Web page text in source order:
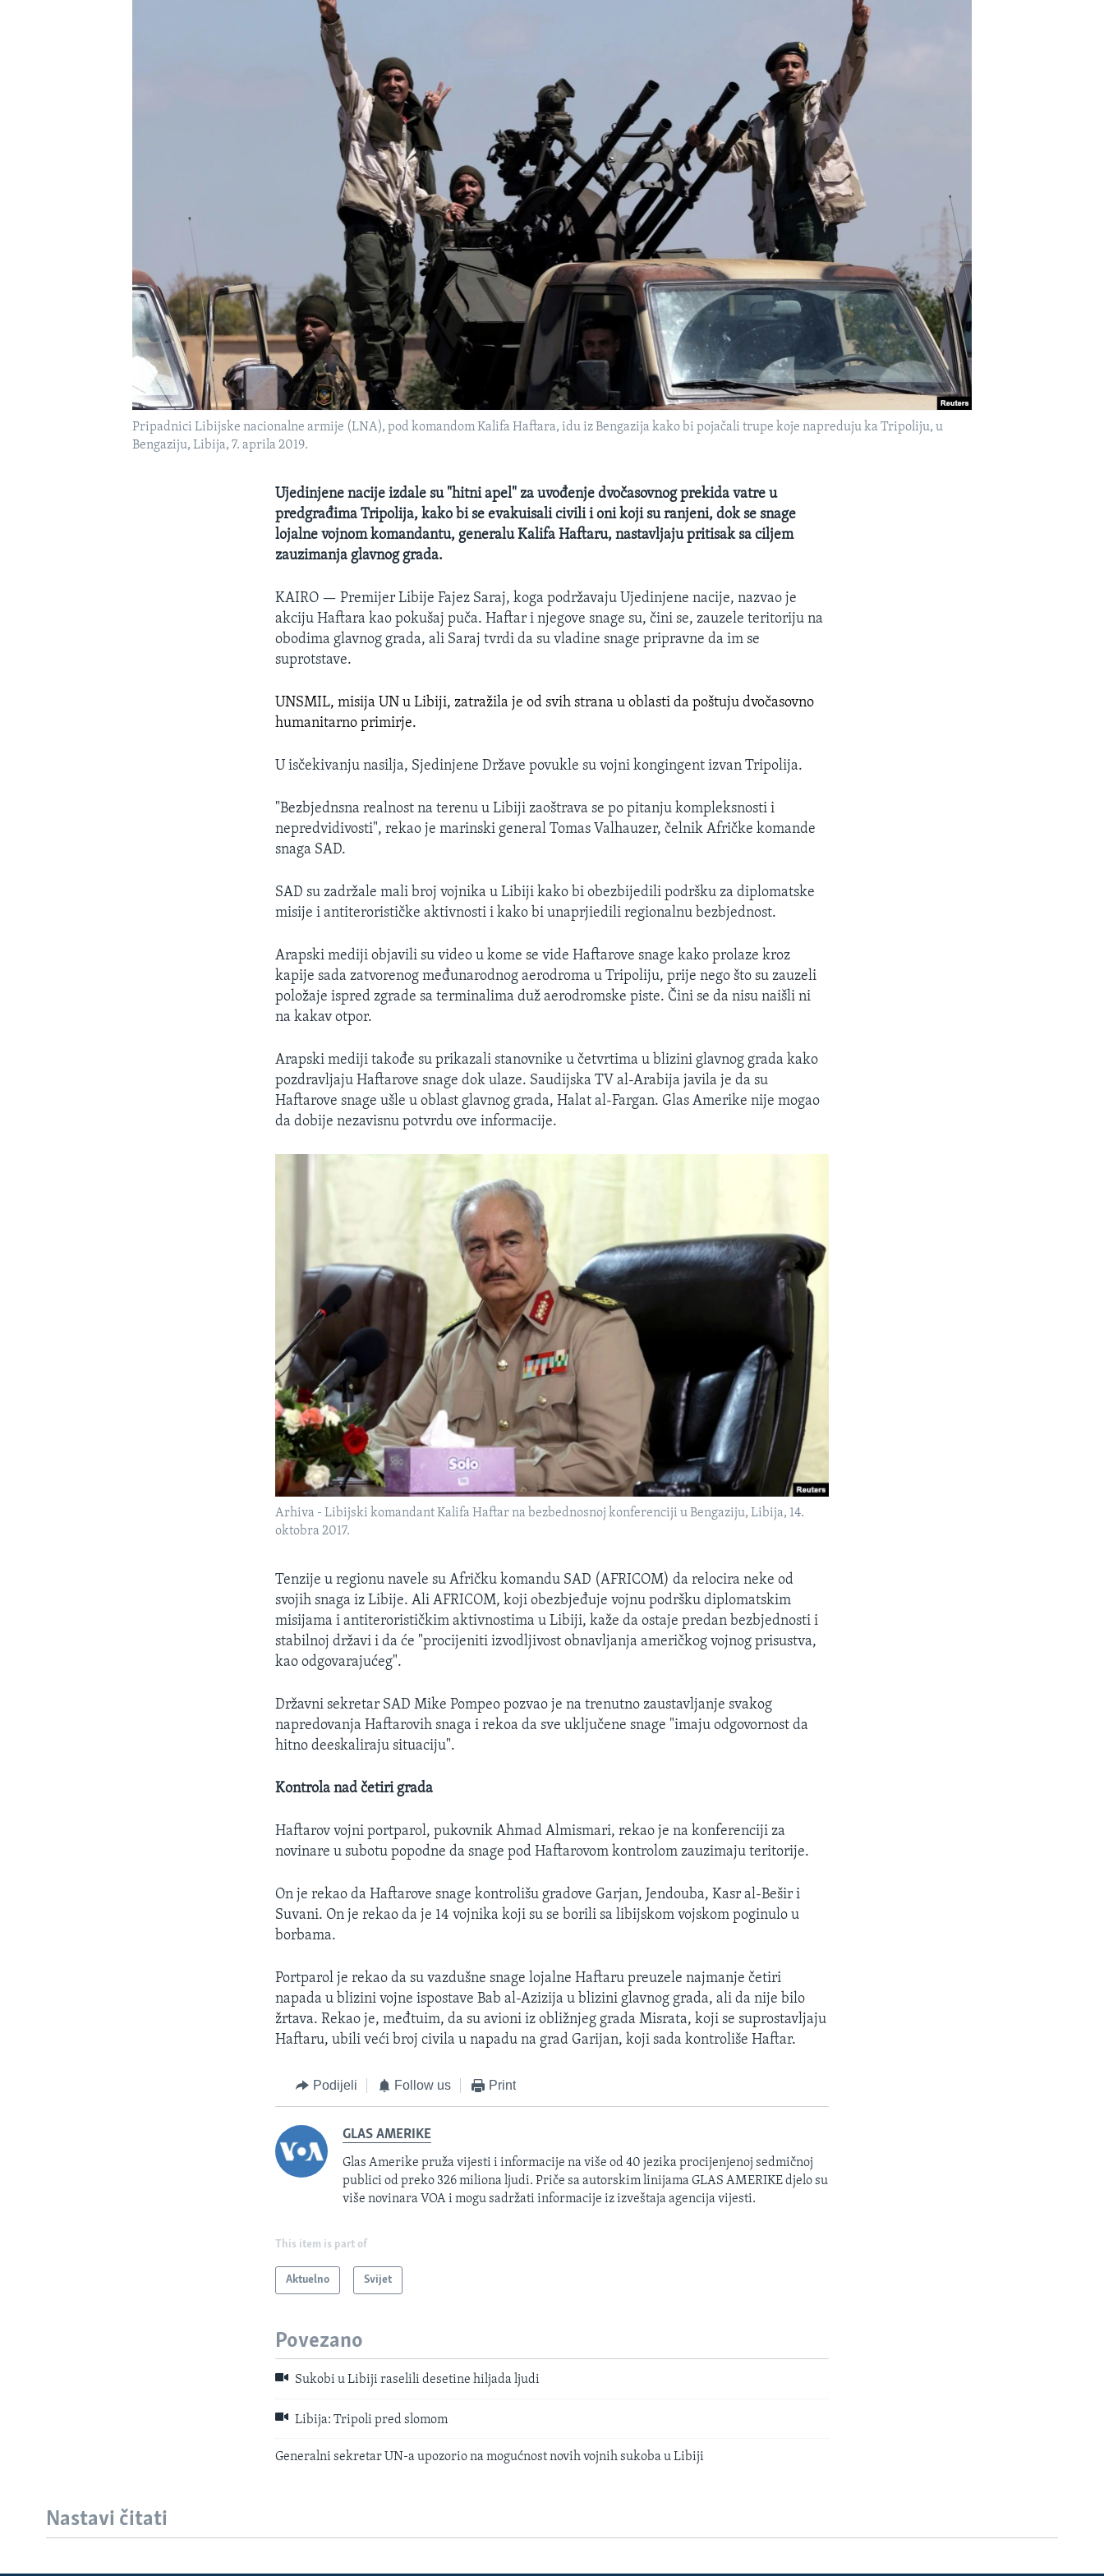
Pripadnici Libijske nacionalne armije (LNA), pod komandom Kalifa Haftara, idu iz Bengazija kako bi pojačali trupe koje napreduju ka Tripoliju, u
Bengaziju, Libija, 7. aprila 2019.
Ujedinjene nacije izdale su "hitni apel" za uvođenje dvočasovnog prekida vatre u
predgrađima Tripolija, kako bi se evakuisali civili i oni koji su ranjeni, dok se snage
lojalne vojnom komandantu, generalu Kalifa Haftaru, nastavljaju pritisak sa ciljem
zauzimanja glavnog grada.
KAIRO —Premijer Libije Fajez Saraj, koga podržavaju Ujedinjene nacije, nazvao je
akciju Haftara kao pokušaj puča. Haftar i njegove snage su, čini se, zauzele teritoriju na
obodima glavnog grada, ali Saraj tvrdi da su vladine snage pripravne da im se
suprotstave.
UNSMIL, misija UN u Libiji, zatražila je od svih strana u oblasti da poštuju dvočasovno
humanitarno primirje.
U isčekivanju nasilja, Sjedinjene Države povukle su vojni kongingent izvan Tripolija.
"Bezbjednsna realnost na terenu u Libiji zaoštrava se po pitanju kompleksnosti i
nepredvidivosti", rekao je marinski general Tomas Valhauzer, čelnik Afričke komande
snaga SAD.
SAD su zadržale mali broj vojnika u Libiji kako bi obezbijedili podršku za diplomatske
misije i antiterorističke aktivnosti i kako bi unaprjiedili regionalnu bezbjednost.
Arapski mediji objavili su video u kome se vide Haftarove snage kako prolaze kroz
kapije sada zatvorenog međunarodnog aerodroma u Tripoliju, prije nego što su zauzeli
položaje ispred zgrade sa terminalima duž aerodromske piste. Čini se da nisu naišli ni
na kakav otpor.
Arapski mediji takođe su prikazali stanovnike u četvrtima u blizini glavnog grada kako
pozdravljaju Haftarove snage dok ulaze. Saudijska TV al-Arabija javila je da su
Haftarove snage ušle u oblast glavnog grada, Halat al-Fargan. Glas Amerike nije mogao
da dobije nezavisnu potvrdu ove informacije.
Arhiva - Libijski komandant Kalifa Haftar na bezbednosnoj konferenciji u Bengaziju, Libija, 14.
oktobra 2017.
Tenzije u regionu navele su Afričku komandu SAD (AFRICOM) da relocira neke od
svojih snaga iz Libije. Ali AFRICOM, koji obezbjeđuje vojnu podršku diplomatskim
misijama i antiterorističkim aktivnostima u Libiji, kaže da ostaje predan bezbjednosti i
stabilnoj državi i da će "procijeniti izvodljivost obnavljanja američkog vojnog prisustva,
kao odgovarajućeg".
Državni sekretar SAD Mike Pompeo pozvao je na trenutno zaustavljanje svakog
napredovanja Haftarovih snaga i rekoa da sve uključene snage "imaju odgovornost da
hitno deeskaliraju situaciju".
Kontrola nad četiri grada
Haftarov vojni portparol, pukovnik Ahmad Almismari, rekao je na konferenciji za
novinare u subotu popodne da snage pod Haftarovom kontrolom zauzimaju teritorije.
On je rekao da Haftarove snage kontrolišu gradove Garjan, Jendouba, Kasr al-Bešir i
Suvani. On je rekao da je 14 vojnika koji su se borili sa libijskom vojskom poginulo u
borbama.
Portparol je rekao da su vazdušne snage lojalne Haftaru preuzele najmanje četiri
napada u blizini vojne ispostave Bab al-Azizija u blizini glavnog grada, ali da nije bilo
žrtava. Rekao je, međtuim, da su avioni iz obližnjeg grada Misrata, koji se suprostavljaju
Haftaru, ubili veći broj civila u napadu na grad Garijan, koji sada kontroliše Haftar.
Podijeli Follow us Print
GLAS AMERIKE
Glas Amerike pruža vijesti i informacije na više od 40 jezika procijenjenoj sedmičnoj
publici od preko 326 miliona ljudi. Priče sa autorskim linijama GLAS AMERIKE djelo su
više novinara VOA i mogu sadržati informacije iz izveštaja agencija vijesti.
This item is part of
Aktuelno Svijet
Povezano
Sukobi u Libiji raselili desetine hiljada ljudi
Libija: Tripoli pred slomom
Generalni sekretar UN-a upozorio na mogućnost novih vojnih sukoba u Libiji
Nastavi čitati